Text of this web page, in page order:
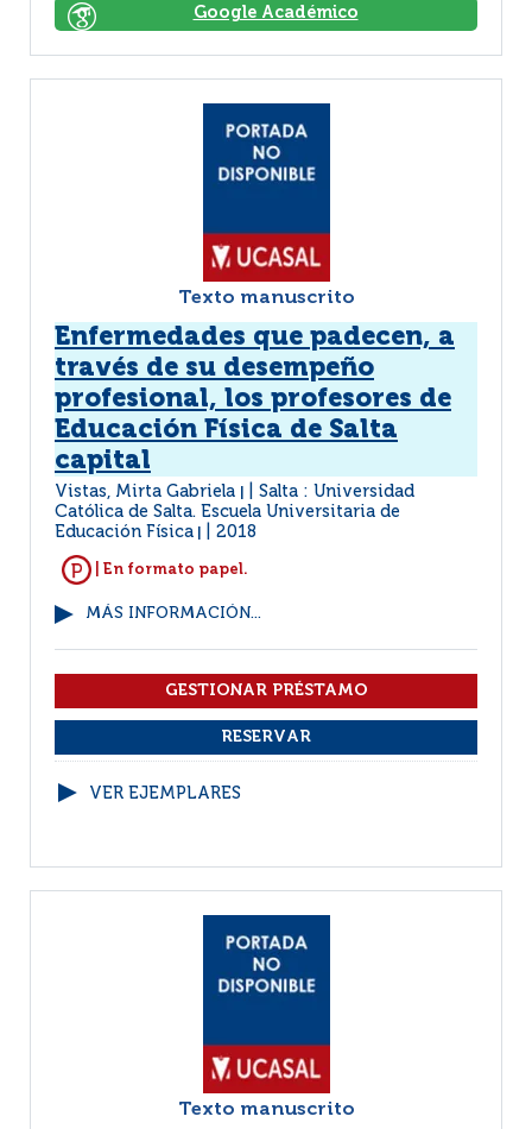
Google Académico
Texto manuscrito
Enfermedades que padecen, a
través de su desempeño
profesional, los profesores de
Educación Física de Salta
capital
Vistas, Mirta Gabriela
Salta : Universidad
Católica de Salta. Escuela Universitaria de
Educación Física
2018
| En formato papel.
MÁS INFORMACIÓN...
VER EJEMPLARES
Texto manuscrito